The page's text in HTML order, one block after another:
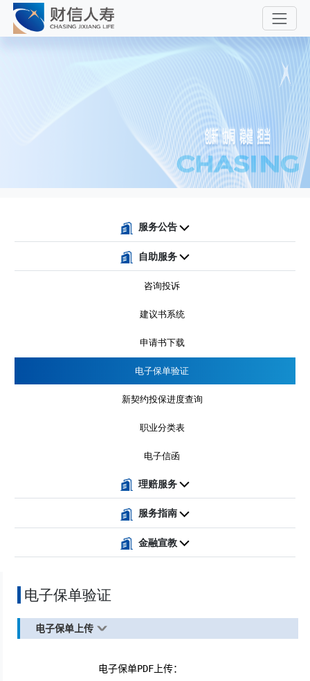
服务公告
自助服务
咨询投诉
建议书系统
申请书下载
电子保单验证
新契约投保进度查询
职业分类表
电子信函
理赔服务
服务指南
金融宣教
电子保单验证